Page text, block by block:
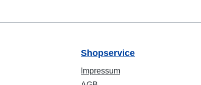
Shopservice
Impressum